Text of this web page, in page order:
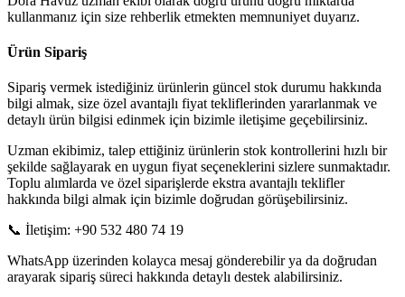
kullanmanız için size rehberlik etmekten memnuniyet duyarız.
Ürün Sipariş
Sipariş vermek istediğiniz ürünlerin güncel stok durumu hakkında
bilgi almak, size özel avantajlı fiyat tekliflerinden yararlanmak ve
detaylı ürün bilgisi edinmek için bizimle iletişime geçebilirsiniz.
Uzman ekibimiz, talep ettiğiniz ürünlerin stok kontrollerini hızlı bir
şekilde sağlayarak en uygun fiyat seçeneklerini sizlere sunmaktadır.
Toplu alımlarda ve özel siparişlerde ekstra avantajlı teklifler
hakkında bilgi almak için bizimle doğrudan görüşebilirsiniz.
📞 İletişim: +90 532 480 74 19
WhatsApp üzerinden kolayca mesaj gönderebilir ya da doğrudan
arayarak sipariş süreci hakkında detaylı destek alabilirsiniz.